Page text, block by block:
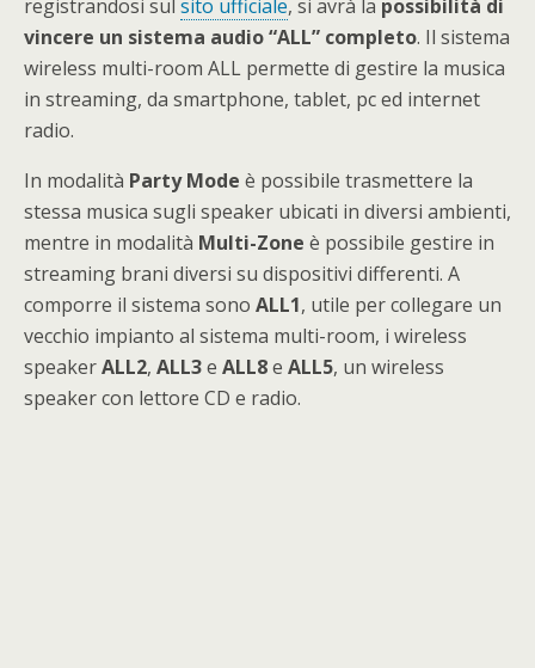
registrandosi sul sito ufficiale, si avrà la possibilità di
vincere un sistema audio “ALL” completo. Il sistema
wireless multi-room ALL permette di gestire la musica
in streaming, da smartphone, tablet, pc ed internet
radio.
In modalità Party Mode è possibile trasmettere la
stessa musica sugli speaker ubicati in diversi ambienti,
mentre in modalità Multi-Zone è possibile gestire in
streaming brani diversi su dispositivi differenti. A
comporre il sistema sono ALL1, utile per collegare un
vecchio impianto al sistema multi-room, i wireless
speakerALL2, ALL3e ALL8e ALL5, un wireless
speaker con lettore CD e radio.